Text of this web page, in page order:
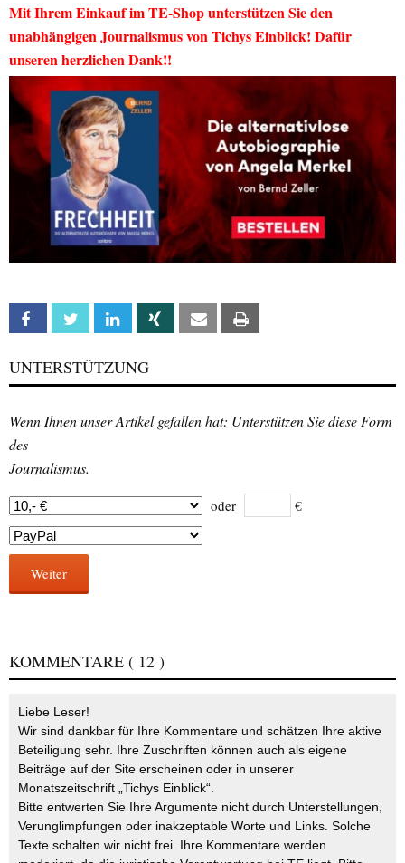
Mit Ihrem Einkauf im TE-Shop unterstützen Sie den
unabhängigen Journalismus von Tichys Einblick! Dafür
unseren herzlichen Dank!!
Facebook Twitter Linkedin Xing Email
UNTERSTÜTZUNG
Wenn Ihnen unser Artikel gefallen hat: Unterstützen Sie diese Form
des
Journalismus.
oder €
Weiter
KOMMENTARE ( 12 )
Liebe Leser!
Wir sind dankbar für Ihre Kommentare und schätzen Ihre aktive
Beteiligung sehr. Ihre Zuschriften können auch als eigene
Beiträge auf der Site erscheinen oder in unserer
Monatszeitschrift „Tichys Einblick“.
Bitte entwerten Sie Ihre Argumente nicht durch Unterstellungen,
Verunglimpfungen oder inakzeptable Worte und Links. Solche
Texte schalten wir nicht frei. Ihre Kommentare werden